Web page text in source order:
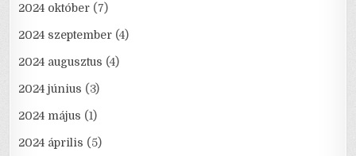
2024 október (7)
2024 szeptember (4)
2024 augusztus (4)
2024 június (3)
2024 május (1)
2024 április (5)